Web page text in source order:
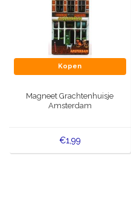
Kopen
Magneet Grachtenhuisje
Amsterdam
€1,99